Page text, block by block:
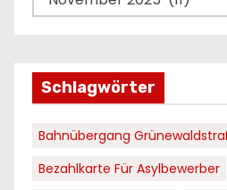
Schlagwörter
Bahnübergang
Bezahlkarte Für Asylbewerber